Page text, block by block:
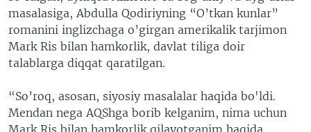
masalasiga, Abdulla Qodiriyning “O’tkan kunlar”
romanini inglizchaga o’girgan amerikalik tarjimon
Mark Ris bilan hamkorlik, davlat tiliga doir
talablarga diqqat qaratilgan.
“So’roq, asosan, siyosiy masalalar haqida bo'ldi.
Mendan nega AQShga borib kelganim, nima uchun
Mark Ris bilan hamkorlik qilayotganim haqida